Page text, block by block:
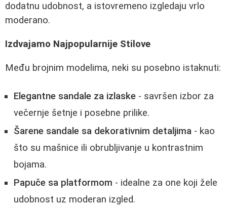
dodatnu udobnost, a istovremeno izgledaju vrlo
moderano.
Izdvajamo Najpopularnije Stilove
Među brojnim modelima, neki su posebno istaknuti:
Elegantne sandale za izlaske - savršen izbor za
večernje šetnje i posebne prilike.
Šarene sandale sa dekorativnim detaljima - kao
što su mašnice ili obrubljivanje u kontrastnim
bojama.
Papuče sa platformom - idealne za one koji žele
udobnost uz moderan izgled.